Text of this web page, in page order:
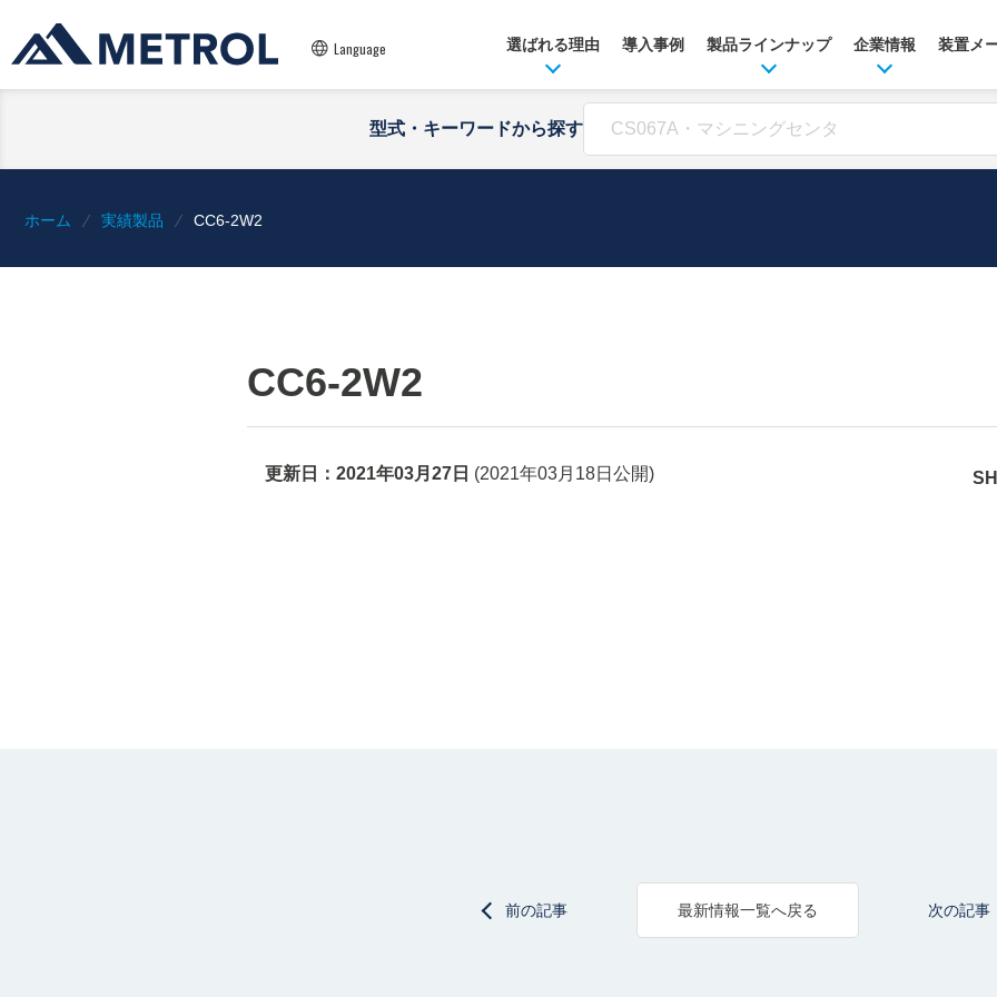
Language 選ばれる理由 導入事例 製品ラインナップ 企業情報 装置メ
型式・キーワードから探す
ホーム 実績製品 CC6-2W2
CC6-2W2
更新日： 2021年03月27日 (2021年03月18日 公開)
前の記事 最新情報一覧へ戻る 次の記事